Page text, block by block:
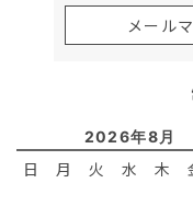
メール
2026年8月
日 月 火 水 木